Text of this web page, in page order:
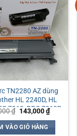
TN2280 AZ dùng
HL 2240D, HL
7360, DPC 7060D
₫ Giá
là:
170,000 ₫.
143,000₫Giá
hiện
VÀO GIỎ HÀNG